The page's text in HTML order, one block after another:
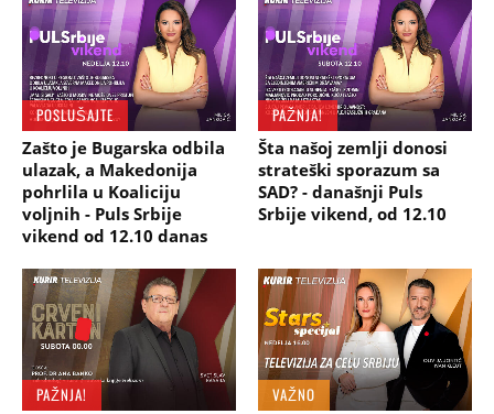
POSLUŠAJTE
Zašto je Bugarska odbila
ulazak, a Makedonija
pohrlila u Koaliciju
voljnih - Puls Srbije
vikend od 12.10 danas
PAŽNJA!
Šta našoj zemlji donosi
strateški sporazum sa
SAD? - današnji Puls
Srbije vikend, od 12.10
PAŽNJA!
VAŽNO